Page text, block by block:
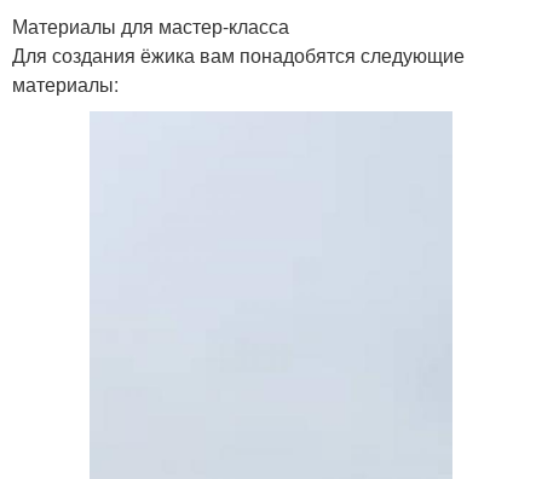
Материалы для мастер-класса
Для создания ёжика вам понадобятся следующие
материалы: